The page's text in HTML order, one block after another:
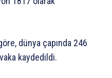
dünya çapında 246
kaydedildi.